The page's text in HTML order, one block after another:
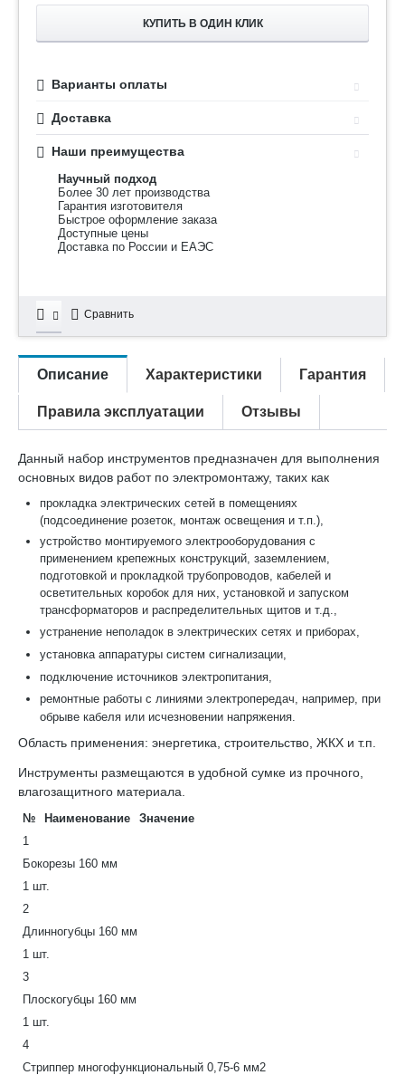
КУПИТЬ В ОДИН КЛИК
Варианты оплаты
Доставка
Наши преимущества
Научный подход
Более 30 лет производства
Гарантия изготовителя
Быстрое оформление заказа
Доступные цены
Доставка по России и ЕАЭС
Сравнить
Описание Характеристики Гарантия
Правила эксплуатации Отзывы
Данный набор инструментов предназначен для выполнения
основных видов работ по электромонтажу, таких как
прокладка электрических сетей в помещениях
(подсоединение розеток, монтаж освещения и т.п.),
устройство монтируемого электрооборудования с
применением крепежных конструкций, заземлением,
подготовкой и прокладкой трубопроводов, кабелей и
осветительных коробок для них, установкой и запуском
трансформаторов и распределительных щитов и т.д.,
устранение неполадок в электрических сетях и приборах,
установка аппаратуры систем сигнализации,
подключение источников электропитания,
ремонтные работы с линиями электропередач, например, при
обрыве кабеля или исчезновении напряжения.
Область применения: энергетика, строительство, ЖКХ и т.п.
Инструменты размещаются в удобной сумке из прочного,
влагозащитного материала.
№ Наименование
Значение
1
Бокорезы 160 мм
1 шт.
2
Длинногубцы 160 мм
1 шт.
3
Плоскогубцы 160 мм
1 шт.
4
Стриппер многофункциональный 0,75-6 мм2